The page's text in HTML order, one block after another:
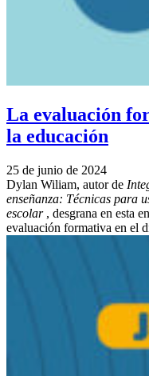
La evaluación
la educación
25 de junio de 2024
Dylan Wiliam, autor de
enseñanza: Técnicas para
escolar , desgrana en esta
evaluación formativa en el